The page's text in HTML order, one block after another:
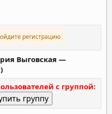
регистрацию
Выговская ―
с группой: